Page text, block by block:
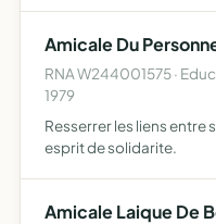
Amicale Du
RNA W244001575 ·
1979
Resserrer les liens entre
esprit de solidarite.
Amicale Laique De